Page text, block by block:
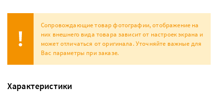
Сопровождающие товар фотографии, отображение на
них внешнего вида товара зависит от настроек экрана и
может отличаться от оригинала. Уточняйте важные для
Вас параметры при заказе.
Характеристики